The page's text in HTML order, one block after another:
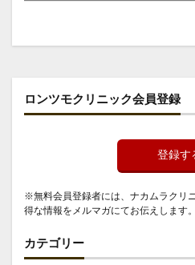
ロンツモクリニック会員登録
登録す
※無料会員登録者には、ナカムラクリ
得な情報をメルマガにてお伝えします。
カテゴリー